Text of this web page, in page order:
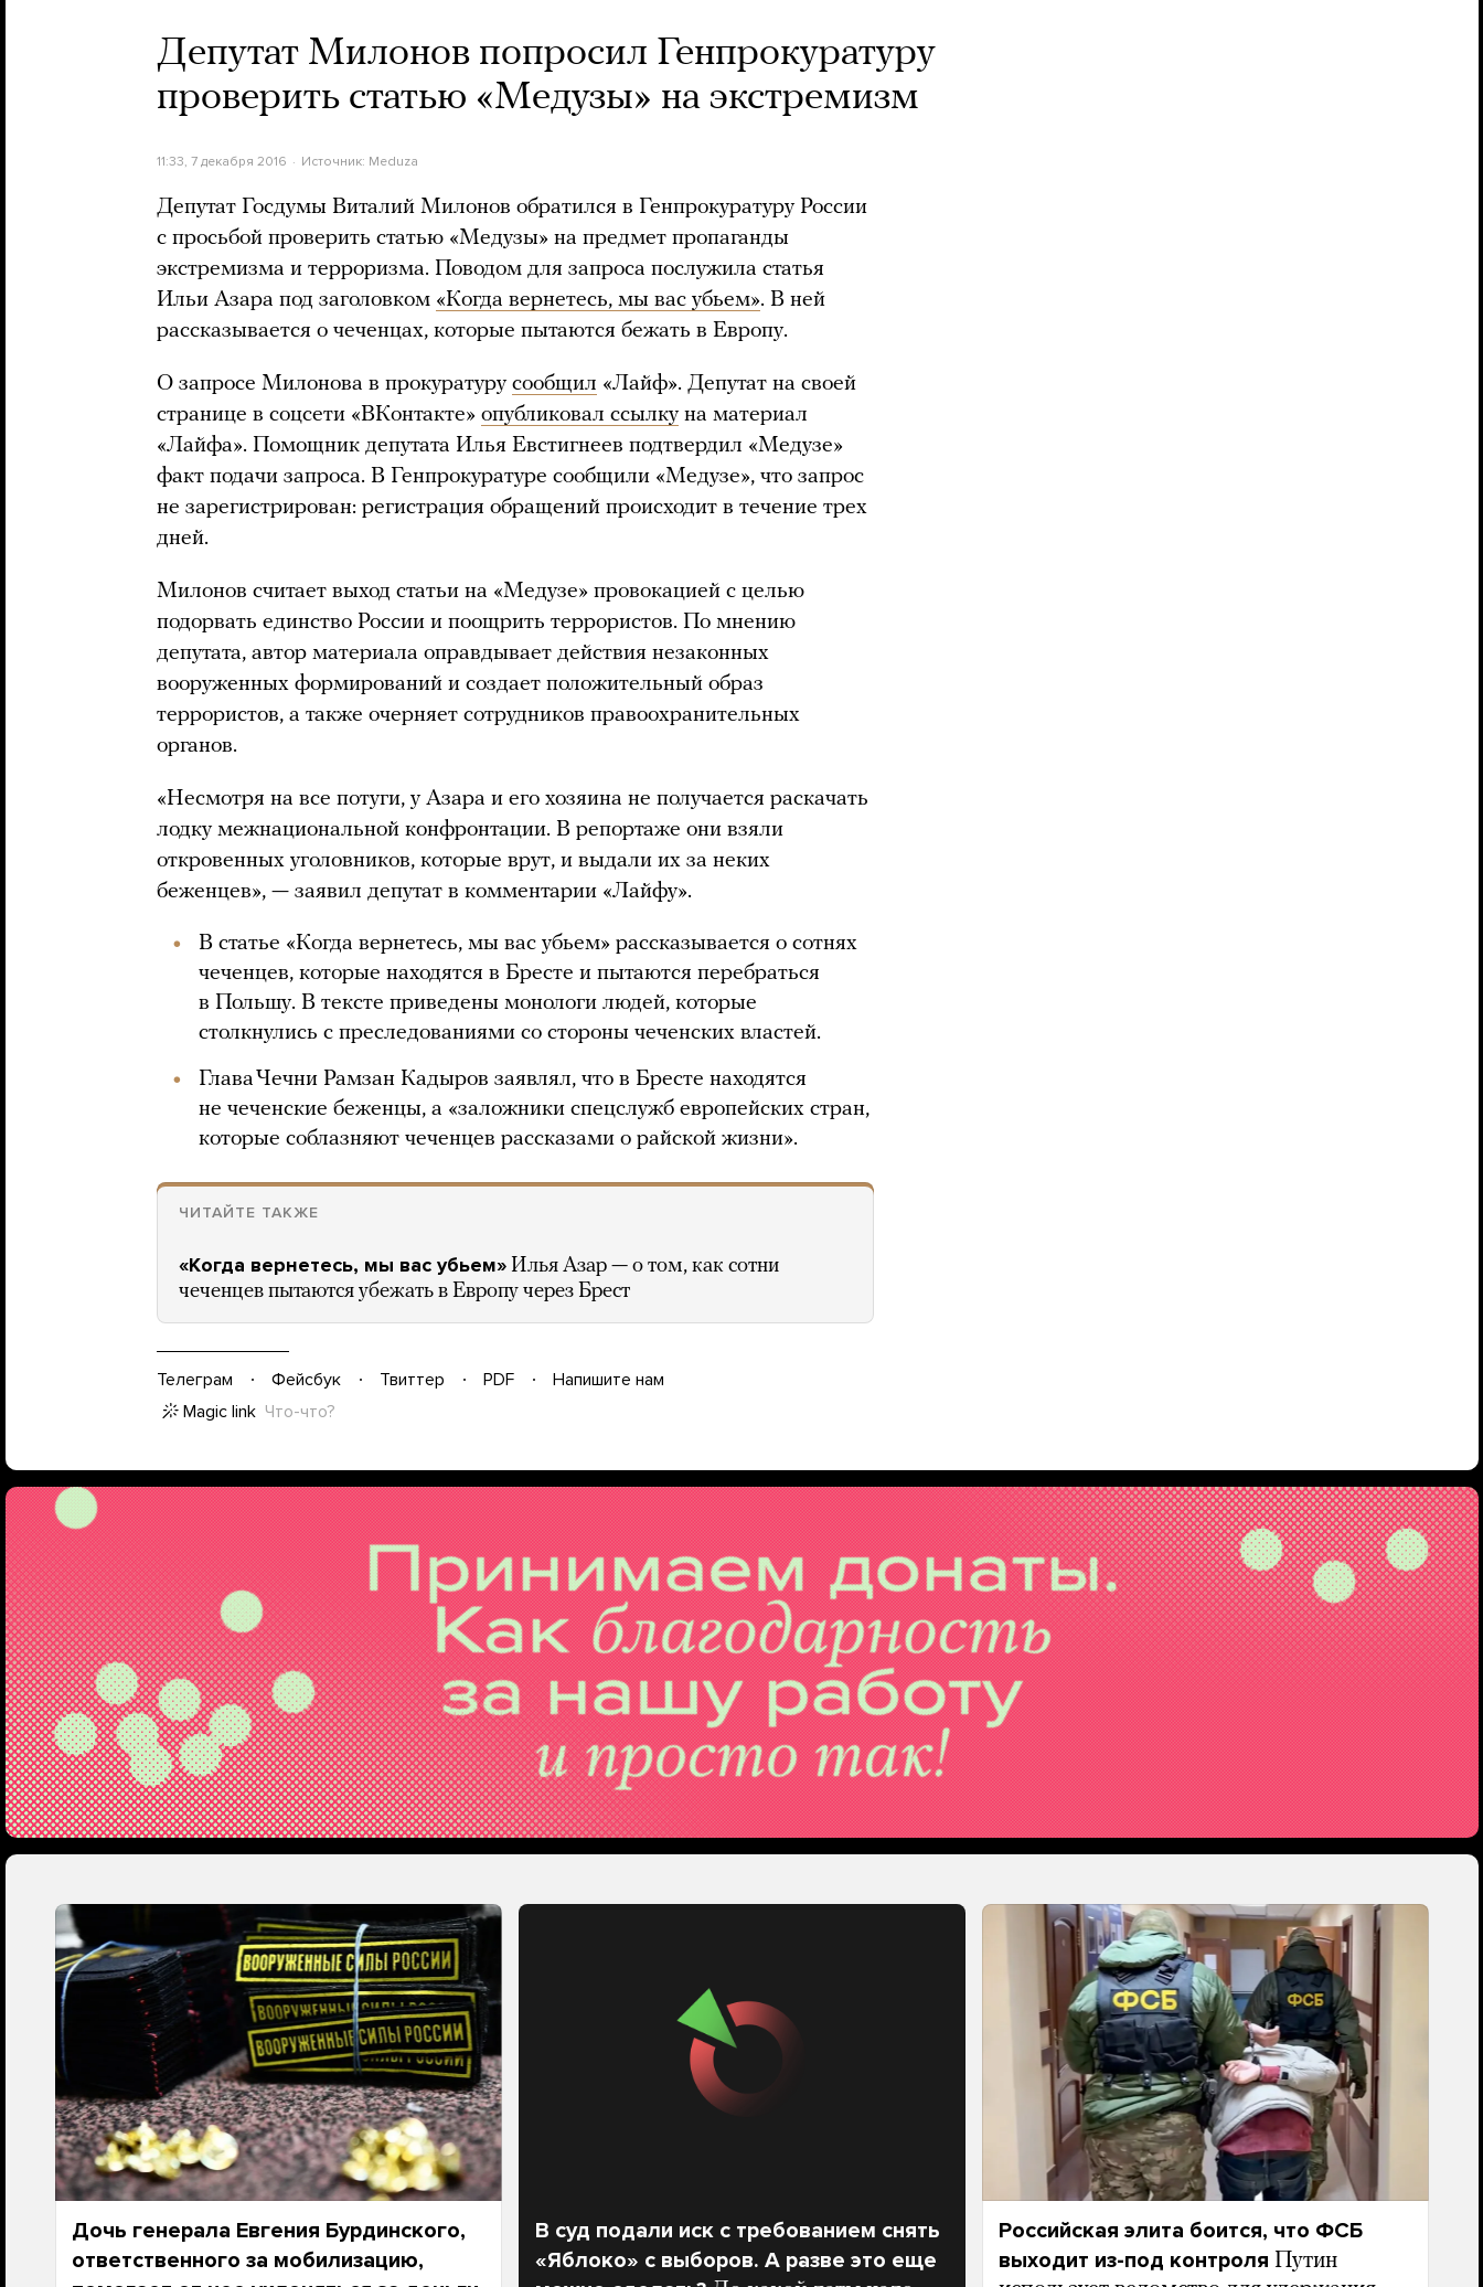
Депутат Милонов попросил Генпрокуратуру
проверить статью «Медузы» на экстремизм
11:33, 7 декабря 2016 Источник: Meduza
Депутат Госдумы Виталий Милонов обратился в Генпрокуратуру России
с просьбой проверить статью «Медузы» на предмет пропаганды
экстремизма и терроризма. Поводом для запроса послужила статья
Ильи Азара под заголовком «Когда вернетесь, мы вас убьем». В ней
рассказывается о чеченцах, которые пытаются бежать в Европу.
О запросе Милонова в прокуратуру сообщил «Лайф». Депутат на своей
странице в соцсети «ВКонтакте» опубликовал ссылкуна материал
«Лайфа». Помощник депутата Илья Евстигнеев подтвердил «Медузе»
факт подачи запроса. В Генпрокуратуре сообщили «Медузе», что запрос
не зарегистрирован: регистрация обращений происходит в течение трех
дней.
Милонов считает выход статьи на «Медузе» провокацией с целью
подорвать единство России и поощрить террористов. По мнению
депутата, автор материала оправдывает действия незаконных
вооруженных формирований и создает положительный образ
террористов, а также очерняет сотрудников правоохранительных
органов.
«Несмотря на все потуги, у Азара и его хозяина не получается раскачать
лодку межнациональной конфронтации. В репортаже они взяли
откровенных уголовников, которые врут, и выдали их за неких
беженцев», — заявил депутат в комментарии «Лайфу».
В статье «Когда вернетесь, мы вас убьем» рассказывается о сотнях
чеченцев, которые находятся в Бресте и пытаются перебраться
в Польшу. В тексте приведены монологи людей, которые
столкнулись с преследованиями со стороны чеченских властей.
Глава Чечни Рамзан Кадыров заявлял, что в Бресте находятся
не чеченские беженцы, а «заложники спецслужб европейских стран,
которые соблазняют чеченцев рассказами о райской жизни».
ЧИТАЙТЕ ТАКЖЕ
«Когда вернетесь, мы вас убьем» Илья Азар — о том, как сотни
чеченцев пытаются убежать в Европу через Брест
Телеграм Фейсбук Твиттер PDF
Напишите нам
Magic link Что-что?
Дочь генерала Евгения Бурдинского,
ответственного за мобилизацию,
В суд подали иск с требованием снять
«Яблоко» с выборов. А разве это еще
Российская элита боится, что ФСБ
выходит из-под контроля Путин